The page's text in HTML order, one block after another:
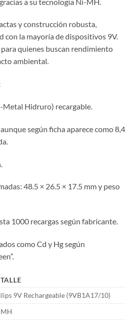
y construcción robusta,
con la mayoría de dispositivos 9V.
quienes buscan rendimiento
ambiental.
Hidruro) recargable.
según ficha aparece como 8,4
48.5 × 26.5 × 17.5 mm y peso
1000 recargas según fabricante.
como Cd y Hg según
9V Rechargeable (9VB1A17/10)